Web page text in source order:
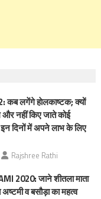
कब लगेंगे हाेलकाष्टक; क्यों
नहीं किए जाते कोई
इन दिनों में अपने लाभ के लिए
Rajshree Rathi
2020: जाने शीतला माता
व बसौड़ा का महत्व